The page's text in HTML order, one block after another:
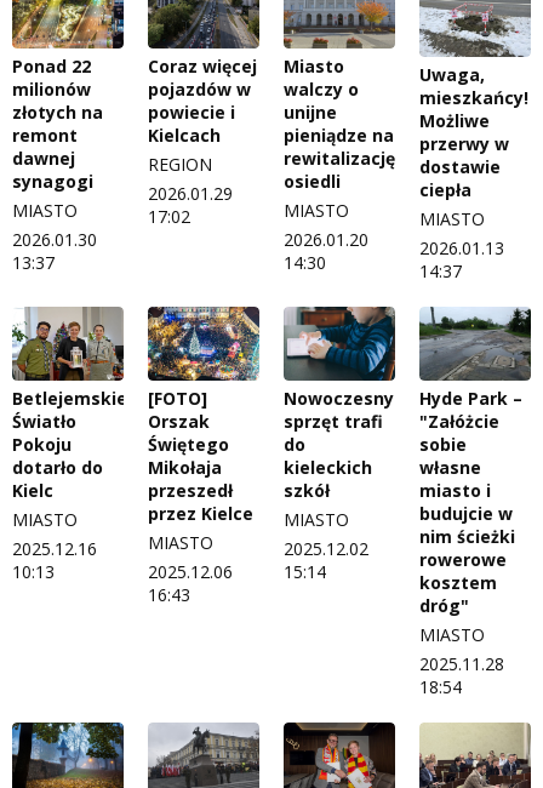
Ponad 22
milionów
złotych na
remont
dawnej
synagogi
MIASTO
2026.01.30
13:37
Coraz więcej
pojazdów w
powiecie i
Kielcach
REGION
2026.01.29
17:02
Miasto
walczy o
unijne
pieniądze na
rewitalizację
osiedli
MIASTO
2026.01.20
14:30
Uwaga,
mieszkańcy!
Możliwe
przerwy w
dostawie
ciepła
MIASTO
2026.01.13
14:37
Betlejemskie
Światło
Pokoju
dotarło do
Kielc
MIASTO
2025.12.16
10:13
[FOTO]
Orszak
Świętego
Mikołaja
przeszedł
przez Kielce
MIASTO
2025.12.06
16:43
Nowoczesny
sprzęt trafi
do
kieleckich
szkół
MIASTO
2025.12.02
15:14
Hyde Park –
"Załóżcie
sobie
własne
miasto i
budujcie w
nim ścieżki
rowerowe
kosztem
dróg"
MIASTO
2025.11.28
18:54